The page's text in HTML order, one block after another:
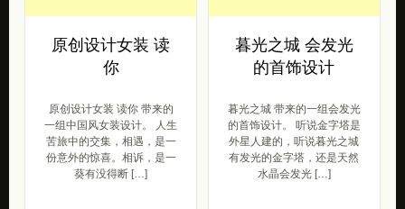
原创设计女装 读
你
原创设计女装 读你 带来的
一组中国风女装设计。 人生
苦旅中的交集，相遇，是一
份意外的惊喜。相诉，是一
葵有没得断 […]
暮光之城 会发光
的首饰设计
暮光之城 带来的一组会发光
的首饰设计。 听说金字塔是
外星人建的，听说暮光之城
有发光的金字塔，还是天然
水晶会发光 […]